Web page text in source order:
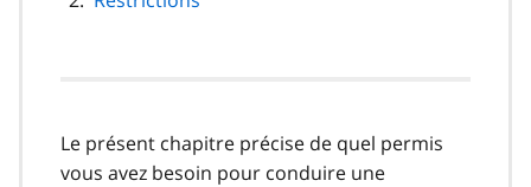
Le présent chapitre précise de quel permis
vous avez besoin pour conduire une